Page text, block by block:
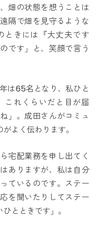
畑の状態を想うことは
隔で畑を見守るような
ときには『大丈夫です
です」と、笑顔で言う
は65名となり、私ひと
これくらいだと目が届
」。成田さんがコミュ
よく伝わります。
宅配業務を申し出てく
ありますが、私は自分
ているのです。ステー
を聞いたりしてステー
とときです」。